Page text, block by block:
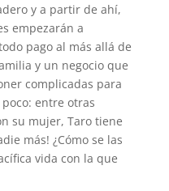
y a partir de ahí,
empezarán a
pago al más allá de
y un negocio que
complicadas para
poco: entre otras
su mujer, Taro tiene
más! ¿Cómo se las
vida con la que